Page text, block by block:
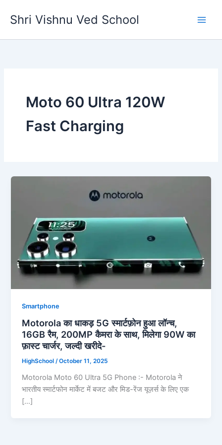
Shri Vishnu Ved School
Moto 60 Ultra 120W
Fast Charging
Smartphone
Motorola का धाकड़ 5G स्मार्टफ़ोन हुआ लॉन्च,
16GB रैम, 200MP कैमरा के साथ, मिलेगा 90W का
फ़ास्ट चार्जर, जल्दी खरीदे-
HighSchool/October 11, 2025
Motorola Moto 60 Ultra 5G Phone :- Motorola ने
भारतीय स्मार्टफोन मार्केट में बजट और मिड-रेंज यूज़र्स के लिए एक
[…]